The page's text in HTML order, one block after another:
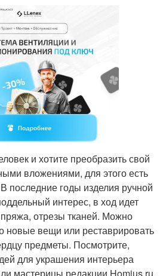
и хотите преобразить свой
вложениями, для этого есть
последние годы изделия ручной
интерес, в ход идет
пряжа, отрезы тканей. Можно
новые вещи или реставрировать
предметы. Посмотрите,
для украшения интерьера
мастерицы редакции Homius.ru,